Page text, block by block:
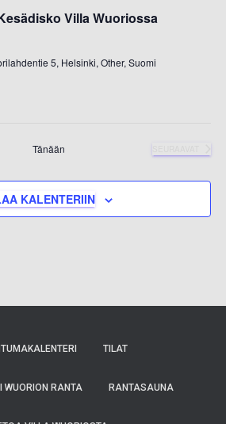
Villa Wuoriossa
5, Helsinki, Other, Suomi
Tänään
TAPAHTUMAT
KALENTERIIN
TILAT
WUORION RANTA RANTASAUNA